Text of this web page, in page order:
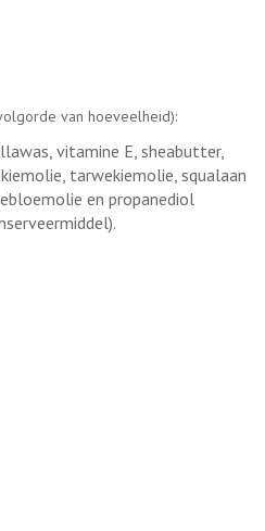
van hoeveelheid):
vitamine E, sheabutter,
tarwekiemolie, squalaan
en propanediol